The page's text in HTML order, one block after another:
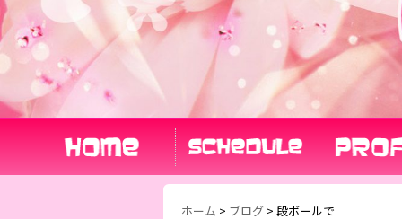
ホーム > ブログ > 段ボールで